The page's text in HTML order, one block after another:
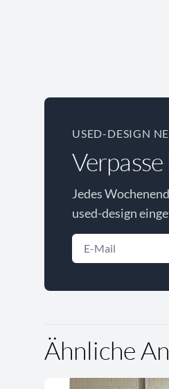
USED-DESIGN
Jedes
used-design
Ähnliche